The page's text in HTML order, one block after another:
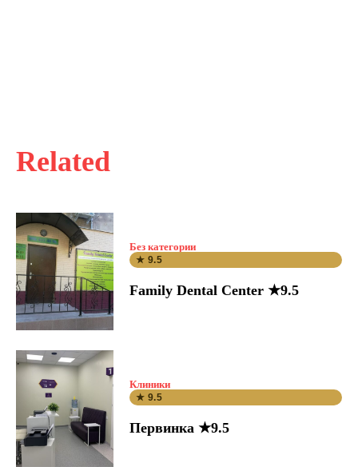
Related
Без категории
★ 9.5
Family Dental Center ★9.5
Клиники
★ 9.5
Первинка ★9.5